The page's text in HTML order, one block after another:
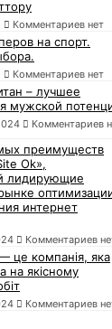
Комментариев нет
на спорт.
Комментариев нет
– лучшее
мужской
Комментариев
преимуществ
Ok»,
лидирующие
интернет
Комментариев
це компанія, яка
на якісному
Комментариев